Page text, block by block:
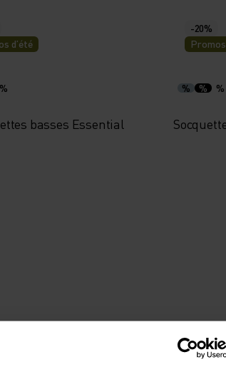
d’été
%
basses Essential
-20%
% % %